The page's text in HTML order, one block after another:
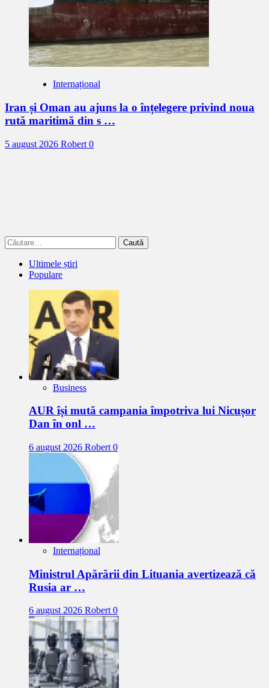
Internațional
Iran și Oman au ajuns la o înțelegere privind noua
rută maritimă din s …
5 august 2026 Robert 0
Caută
după:
Ultimele știri
Populare
Business
AUR își mută campania împotriva lui Nicușor
Dan în onl …
6 august 2026 Robert 0
Internațional
Ministrul Apărării din Lituania avertizează că
Rusia ar …
6 august 2026 Robert0